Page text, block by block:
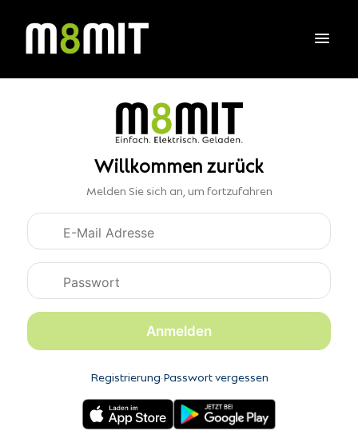
Willkommen zurück
Melden Sie sich an, um fortzufahren
Anmeldedaten
Anmelden
Registrierung·Passwort vergessen